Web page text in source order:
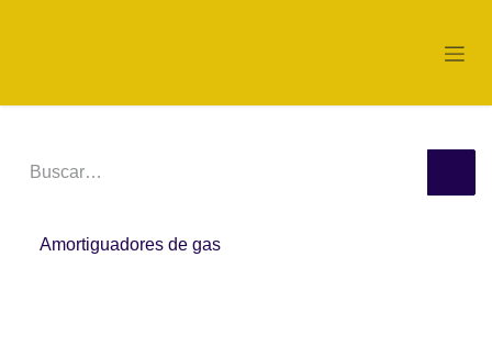
Amortiguadores de gas